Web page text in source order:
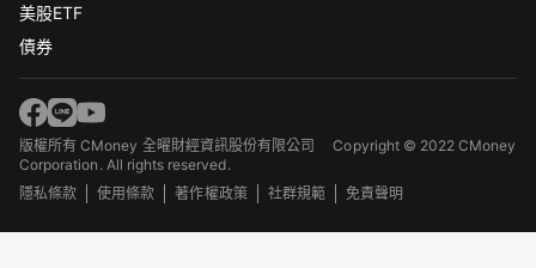
美股ETF
債券
版權所有 CMoney 全曜財經資訊股份有限公司Copyright © 2022 CMoney
Corporation. All rights reserved.
隱私條款
使用條款 著作權政策 社群規範 免責聲明